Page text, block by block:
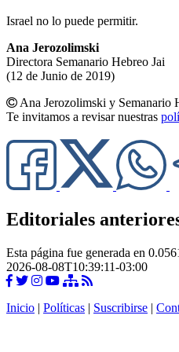
Israel no lo puede permitir.
Ana Jerozolimski
Directora Semanario Hebreo Jai
(12 de Junio de 2019)
Ana Jerozolimski y Semanario
Te invitamos a revisar nuestras
Editoriales
Esta página fue generada en
2026-08-08T10:39:11-03:00
Inicio | Políticas | Suscribirse |